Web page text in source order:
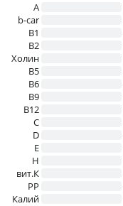
A
b-car
В1
B2
Холин
B5
B6
B9
B12
C
D
E
H
вит.К
PP
Калий